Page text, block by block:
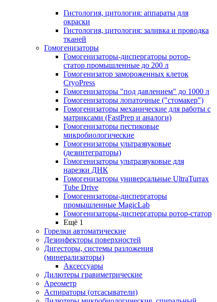
Гистология, цитология: аппараты для
окраски
Гистология, цитология: заливка и проводка
тканей
Гомогенизаторы
Гомогенизаторы-диспергаторы ротор-
статор промышленные до 200 л
Гомогенизатор замороженных клеток
CryoPress
Гомогенизаторы "под давлением" до 1000 л
Гомогенизаторы лопаточные ("стомакер")
Гомогенизаторы механические для работы с
матриксами (FastPrep и аналоги)
Гомогенизаторы пестиковые
микробиологические
Гомогенизаторы ультразвуковые
(дезинтеграторы)
Гомогенизаторы ультразвуковые для
нарезки ДНК
Гомогенизаторы универсальные UltraTurrax
Tube Drive
Гомогенизаторы-диспергаторы
промышленные MagicLab
Гомогенизаторы-диспергаторы ротор-статор
Ещё 1
Горелки автоматические
Дезинфекторы поверхностей
Дигесторы, системы разложения
(минерализаторы)
Аксессуары
Дилютеры гравиметрические
Ареометр
Аспираторы (отсасыватели)